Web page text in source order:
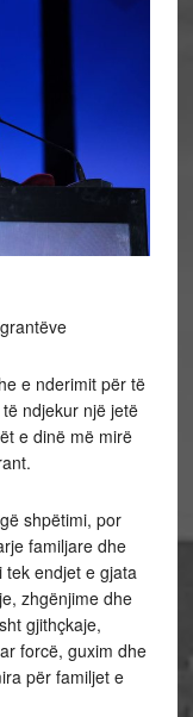
e nderimit për të
ndjekur një jetë
e dinë më mirë
shpëtimi, por
familjare dhe
tek endjet e gjata
zhgënjime dhe
gjithçkaje,
forcë, guxim dhe
për familjet e